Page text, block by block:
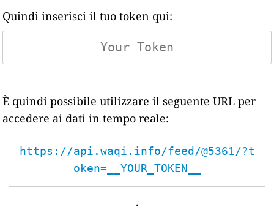
Quindi inserisci il tuo token qui:
È quindi possibile utilizzare il seguente URL per
accedere ai dati in tempo reale:
https://api.waqi.info/feed/@5361/?t
oken=__YOUR_TOKEN__
.